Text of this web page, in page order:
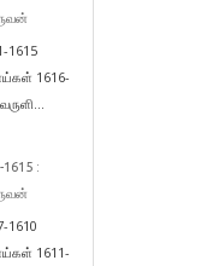
1615
1616-
:
1610
1611-